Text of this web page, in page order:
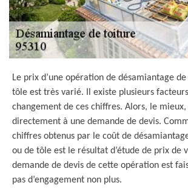
Le prix d’une opération de désamiantage
tôle est très varié. Il existe plusieurs
changement de ces chiffres. Alors, le mieux,
directement à une demande de devis.
chiffres obtenus par le coût de
ou de tôle est le résultat d’étude de prix de
demande de devis de cette opération est
pas d’engagement non plus.